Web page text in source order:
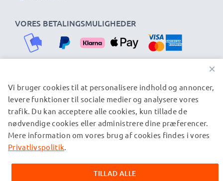
VORES BETALINGSMULIGHEDER
VORES FORSENDELSESPARTNERE
© subtel.dk 2026
Alle priser er inklusive moms og eksklusive
forsendelsesomkostninger. Bemærk venligst, at alle viste
ejere og er nævnt på vores websider udelukkende for at give
oplysninger om vores produkter.
×
Vi bruger cookies til at personalisere indhold og annoncer,
levere funktioner til sociale medier og analysere vores
trafik. Du kan acceptere alle cookies, kun tillade de
nødvendige cookies eller administrere dine præferencer.
Mere information om vores brug af cookies findes i vores
Privatlivspolitik.
TILLAD ALLE